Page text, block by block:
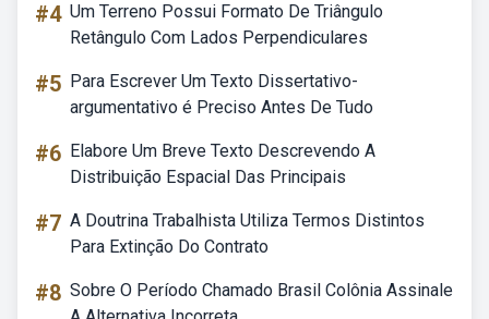
#4 Um Terreno Possui Formato De Triângulo
Retângulo Com Lados Perpendiculares
#5 Para Escrever Um Texto Dissertativo-
argumentativo é Preciso Antes De Tudo
#6 Elabore Um Breve Texto Descrevendo A
Distribuição Espacial Das Principais
#7 A Doutrina Trabalhista Utiliza Termos Distintos
Para Extinção Do Contrato
#8 Sobre O Período Chamado Brasil Colônia Assinale